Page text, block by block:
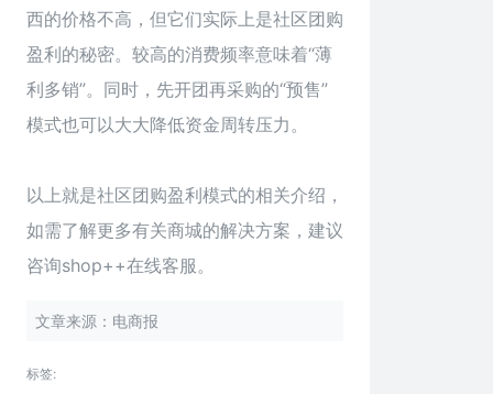
西的价格不高，但它们实际上是社区团购
盈利的秘密。较高的消费频率意味着“薄
利多销”。同时，先开团再采购的“预售”
模式也可以大大降低资金周转压力。
以上就是社区团购盈利模式的相关介绍，
如需了解更多有关商城的解决方案，建议
咨询shop++在线客服。
文章来源：电商报
标签: